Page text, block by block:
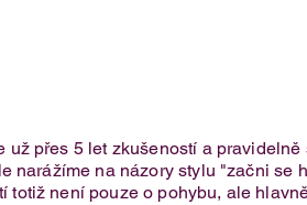
už přes 5 let zkušeností a
narážíme na názory stylu "začni se
totiž není pouze o pohybu, ale